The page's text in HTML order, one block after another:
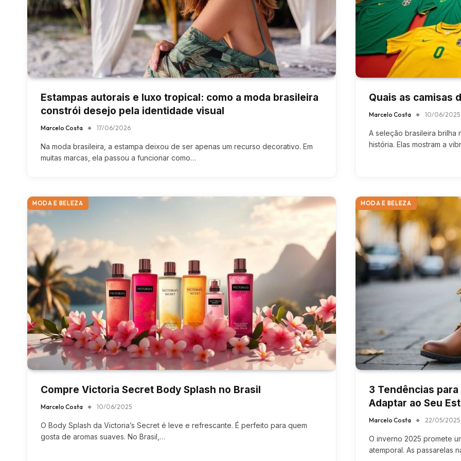
Estampas autorais e luxo tropical: como a moda brasileira
constrói desejo pela identidade visual
Marcelo Costa 17/06/2026
Na moda brasileira, a estampa deixou de ser apenas um recurso decorativo. Em
muitas marcas, ela passou a funcionar como…
Quais as camisas
Marcelo Costa 10/06/2025
A seleção brasileira brilha
história. Elas mostram a
MODA E BELEZA
Compre Victoria Secret Body Splash no Brasil
Marcelo Costa 10/06/2025
O Body Splash da Victoria’s Secret é leve e refrescante. É perfeito para quem
gosta de aromas suaves. No Brasil,…
MODA E BELEZA
3 Tendências
Adaptar ao Seu
Marcelo Costa 22/05/2025
O inverno 2025 promete
atemporal. As passarelas